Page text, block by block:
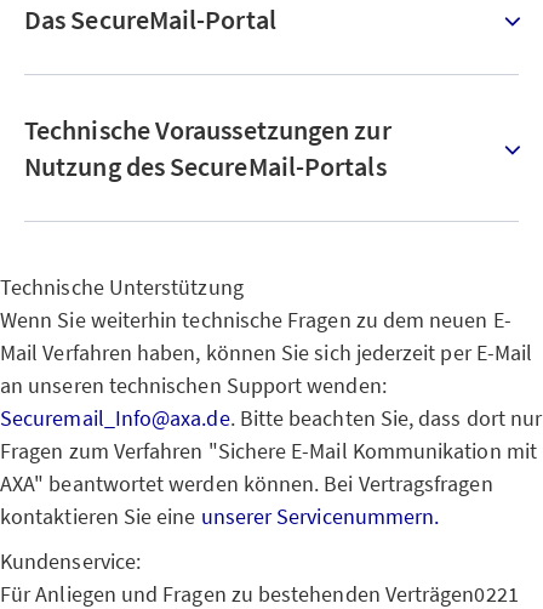
Das SecureMail-Portal
Technische Voraussetzungen zur
Nutzung des SecureMail-Portals
Technische Unterstützung
Wenn Sie weiterhin technische Fragen zu dem neuen E-
Mail Verfahren haben, können Sie sich jederzeit per E-Mail
an unseren technischen Support wenden:
Securemail_Info@axa.de. Bitte beachten Sie, dass dort nur
Fragen zum Verfahren "Sichere E-Mail Kommunikation mit
AXA" beantwortet werden können. Bei Vertragsfragen
kontaktieren Sie eine unserer Servicenummern.
Kundenservice:
Für Anliegen und Fragen zu bestehenden Verträgen0221